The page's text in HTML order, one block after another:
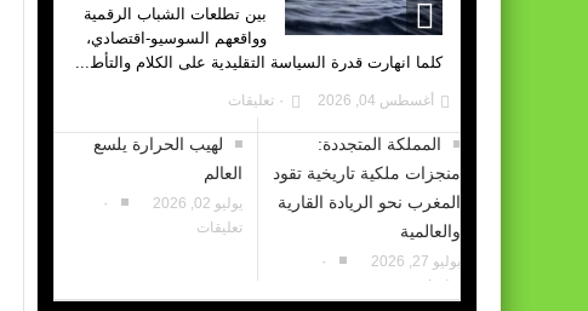
بين تطلعات الشباب الرقمية
وواقعهم السوسيو-اقتصادي،
كلما انهارت قدرة السياسة التقليدية على الكلام والتأط...
أغسطس 04, 2026 ٠ تعليقات
المملكة المتجددة:
منجزات ملكية تاريخية تقود
المغرب نحو الريادة القارية
والعالمية
يوليو 27, 2026
٠
تعليقات
لهيب الحرارة يلسع
العالم
يوليو 02, 2026
٠
تعليقات